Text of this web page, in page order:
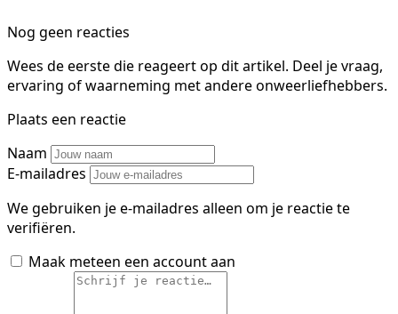
Nog geen reacties
Wees de eerste die reageert op dit artikel. Deel je vraag,
ervaring of waarneming met andere onweerliefhebbers.
Plaats een reactie
Naam
E-mailadres
We gebruiken je e-mailadres alleen om je reactie te
verifiëren.
Maak meteen een account aan